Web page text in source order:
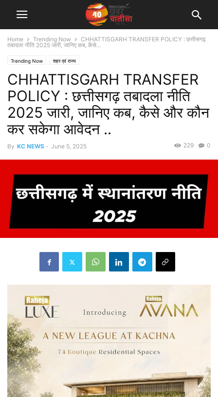
Home Trending Now
CHHATTISGARH TRANSFER POLICY : छत्तीसगढ़
तबादला नीति 2025 जारी, जानिए कब, कैसे...
Trending Now शहर एवं राज्य
CHHATTISGARH TRANSFER
POLICY : छत्तीसगढ़ तबादला नीति
2025 जारी, जानिए कब, कैसे और कौन
कर सकेगा आवेदन ..
By KC NEWS - June 5, 2025 0
229